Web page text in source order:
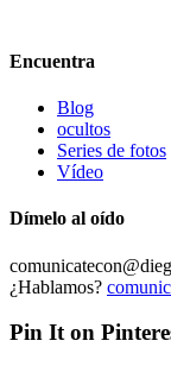
Encuentra
Blog
ocultos
Series de fotos
Vídeo
Dímelo al oído
¿Hablamos?
Pin It on